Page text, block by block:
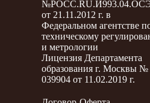
от 21.11.2012 г. в
Федеральном агентстве
техническому
и метрологии
Лицензия Департамента
образования г. Москвы №
039904 от 11.02.2019 г.